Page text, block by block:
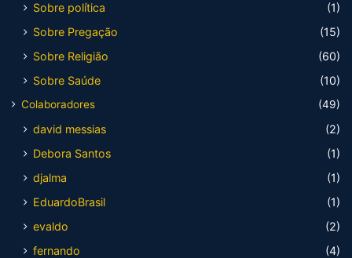
Sobre política
(1)
Sobre Pregação
(15)
Sobre Religião
(60)
Sobre Saúde
(10)
Colaboradores (49)
david messias
(2)
Debora Santos
(1)
djalma
(1)
EduardoBrasil
(1)
evaldo
(2)
fernando
(4)